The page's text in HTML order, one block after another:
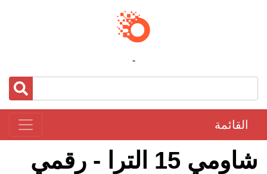
-
القائمة
شاومي 15 الترا - رقمي